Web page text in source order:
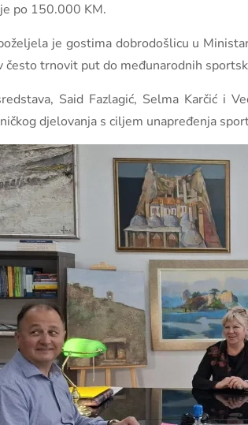
po 150.000 KM.
je gostima dobrodošlicu u
često trnovit put do međunarodnih
Said Fazlagić, Selma Karčić i
djelovanja s ciljem unapređenja